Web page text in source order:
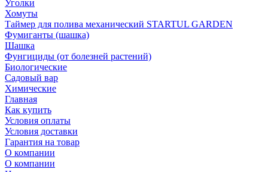
Уголки
Хомуты
Таймер для полива механический STARTUL GARDEN
Фумиганты (шашка)
Шашка
Фунгициды (от болезней растений)
Биологические
Садовый вар
Химические
Главная
Как купить
Условия оплаты
Условия доставки
Гарантия на товар
О компании
О компании